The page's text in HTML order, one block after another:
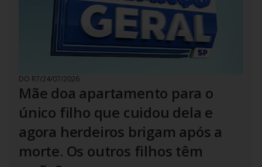
DO R7/24/07/2026
Mãe doa apartamento para o
único filho que cuidou dela e
agora herdeiros brigam após a
morte. Os outros filhos têm